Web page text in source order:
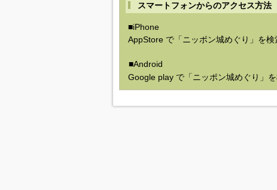
スマートフォンからのアクセス方法
■iPhone
AppStore で「ニッポン城めぐり」を検
■Android
Google play で「ニッポン城めぐり」を